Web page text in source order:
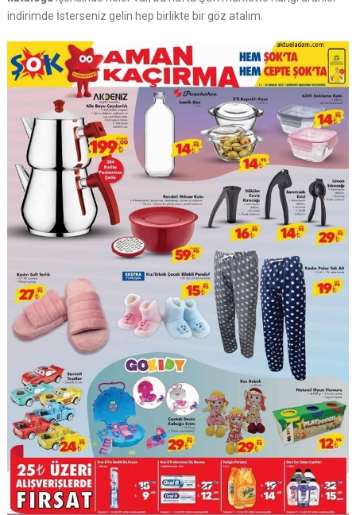
indirimde İsterseniz gelin hep birlikte bir göz atalım.